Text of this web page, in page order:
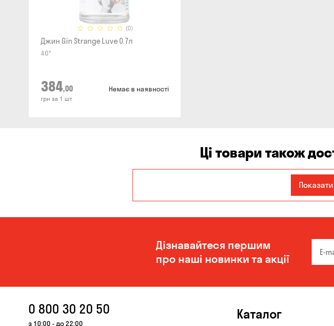
(0)
Джин Gin Strange Luve 0.7л
40°
384,00
грн за 1 шт
Немає в наявності
Ці товари також
Чорноморськ
Дізнавайтеся першим
про наші новинки та акції
0 800 30 20 50
з 10:00 - до 22:00
Каталог